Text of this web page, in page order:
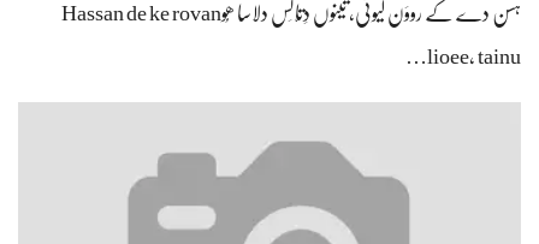
ہسن دے کے رووَن لیوئی، تینوں دِتّاکِس دلاسا ھُوHassan de ke rovan
lioee, tainu…